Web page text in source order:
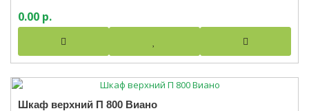
0.00 р.
Шкаф верхний П 800 Виано